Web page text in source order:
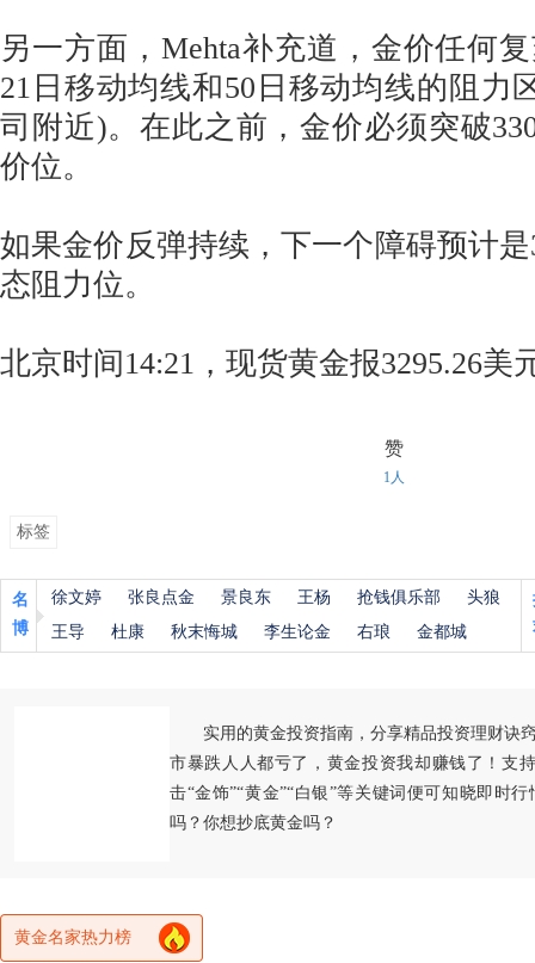
另一方面，Mehta补充道，金价任何
21日移动均线和50日移动均线的阻力
司附近)。在此之前，金价必须突破
价位。
如果金价反弹持续，下一个障碍预计
态阻力位。
北京时间14:21，现货黄金报3295.26美
赞
1人
标签
名
博
徐文婷 张良点金 景良东 王杨 抢钱俱乐部
头狼
王导
杜康 秋末悔城 李生论金 右琅 金都城
实用的黄金投资指南，分享精品投资理财诀
市暴跌人人都亏了，黄金投资我却赚钱了！支
击“金饰”“黄金”“白银”等关键词便可知晓即时
吗？你想抄底黄金吗？
黄金名家热力榜